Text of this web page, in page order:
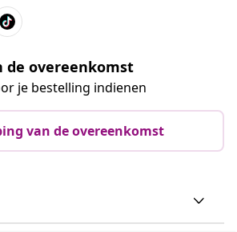
de overeenkomst
je bestelling indienen
van de overeenkomst